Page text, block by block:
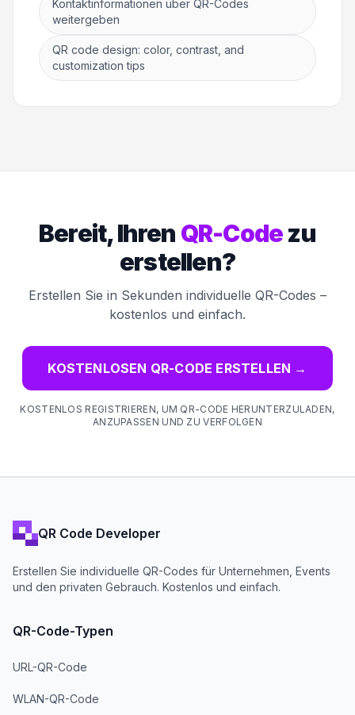
Kontaktinformationen über QR-Codes
weitergeben
QR code design: color, contrast, and
customization tips
Bereit, Ihren QR-Codezu
erstellen?
Erstellen Sie in Sekunden individuelle QR-Codes –
kostenlos und einfach.
KOSTENLOSEN QR-CODE ERSTELLEN →
KOSTENLOS REGISTRIEREN, UM QR-CODE HERUNTERZULADEN,
ANZUPASSEN UND ZU VERFOLGEN
QR Code Developer
Erstellen Sie individuelle QR-Codes für Unternehmen, Events
und den privaten Gebrauch. Kostenlos und einfach.
QR-Code-Typen
URL-QR-Code
WLAN-QR-Code